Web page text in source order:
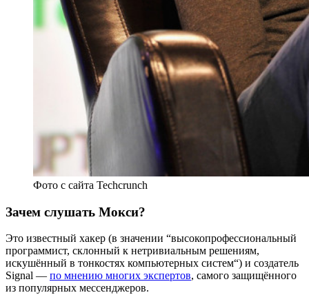
Фото с сайта Techcrunch
Зачем слушать Мокси?
Это известный хакер (в значении “высокопрофессиональный
программист, склонный к нетривиальным решениям,
искушённый в тонкостях компьютерных систем“) и создатель
Signal — по мнению многих экспертов, самого защищённого
из популярных мессенджеров.